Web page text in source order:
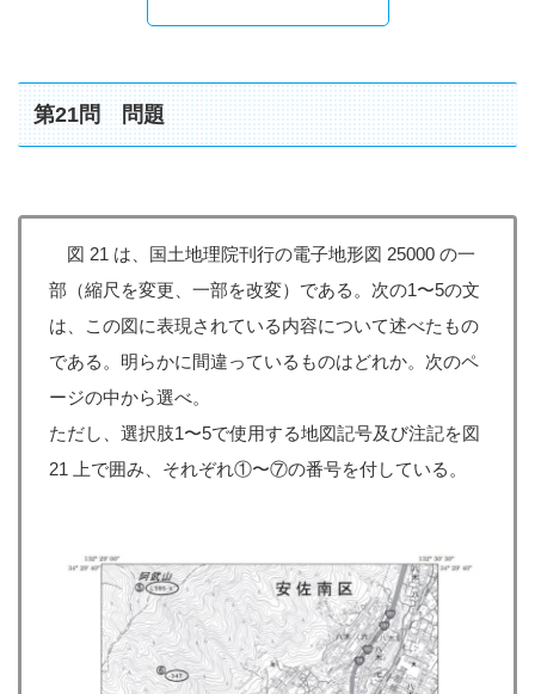
第21問 問題
図 21 は、国土地理院刊行の電子地形図 25000 の一
部（縮尺を変更、一部を改変）である。次の1〜5の文
は、この図に表現されている内容について述べたもの
である。明らかに間違っているものはどれか。次のペ
ージの中から選べ。
ただし、選択肢1〜5で使用する地図記号及び注記を図
21 上で囲み、それぞれ①〜⑦の番号を付している。